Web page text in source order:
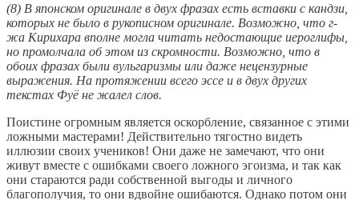
(8) В японском оригинале в двух фразах есть вставки с кандзи,
которых не было в рукописном оригинале. Возможно, что г-
жа Кирихара вполне могла читать недостающие иероглифы,
но промолчала об этом из скромности. Возможно, что в
обоих фразах были вульгаризмы или даже нецензурные
выражения. На протяжении всего эссе и в двух других
текстах Фуё не жалел слов.
Поистине огромным является оскорбление, связанное с этими
ложными мастерами! Действительно тягостно видеть
иллюзии своих учеников! Они даже не замечают, что они
живут вместе с ошибками своего ложного эгоизма, и так как
они стараются ради собственной выгоды и личного
благополучия, то они вдвойне ошибаются. Однако потом они